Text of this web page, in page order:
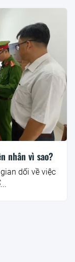
nhân vì sao?
dối về việc